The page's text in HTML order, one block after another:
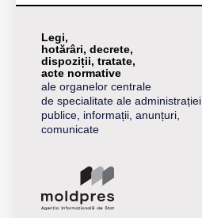
Legi,
hotărâri, decrete,
dispoziții, tratate,
acte normative
ale organelor centrale
de specialitate ale administrației
publice, informații, anunțuri,
comunicate